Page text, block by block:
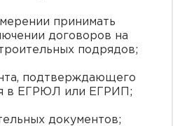
принимать
договоров на
подрядов;
подтверждающего
в ЕГРЮЛ или ЕГРИП;
документов;